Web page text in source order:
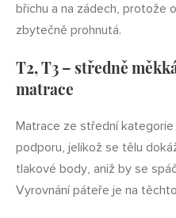
břichu a na zádech, protože
zbytečně prohnutá.
T2, T3 – středně
matrace
Matrace ze střední
podporu, jelikož se tělu
tlakové body, aniž by se
Vyrovnání páteře je na